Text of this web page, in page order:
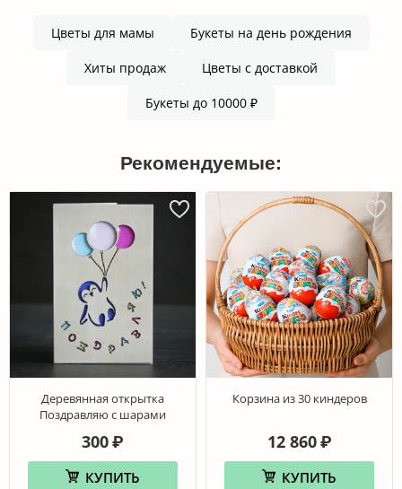
Цветы для мамы Букеты на день рождения
Хиты продаж Цветы с доставкой
Букеты до 10000 ₽
Рекомендуемые:
Деревянная открытка
Поздравляю с шарами
300₽
КУПИТЬ
Корзина из 30 киндеров
12 860 ₽
КУПИТЬ